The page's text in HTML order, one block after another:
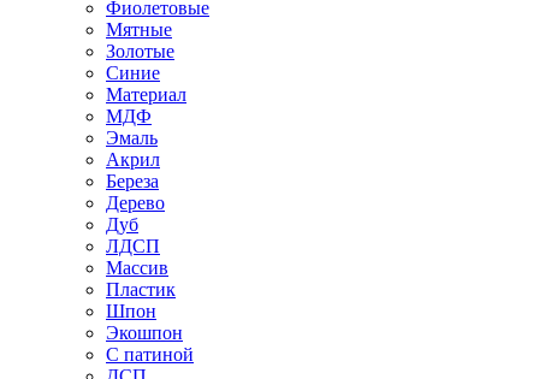
Фиолетовые
Мятные
Золотые
Синие
Материал
МДФ
Эмаль
Акрил
Береза
Дерево
Дуб
ЛДСП
Массив
Пластик
Шпон
Экошпон
С патиной